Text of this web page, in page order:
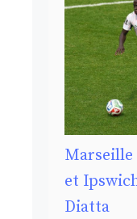
Marseille
et
Diatta